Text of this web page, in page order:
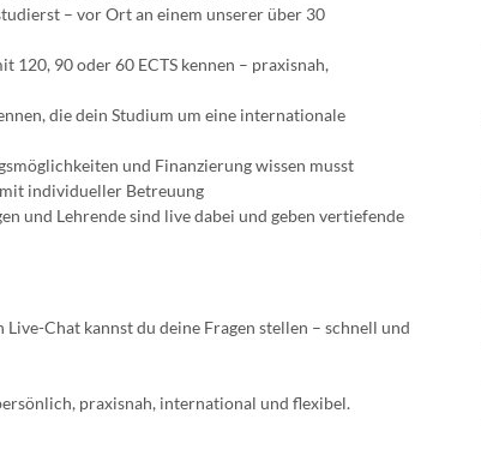
– vor Ort an einem unserer über 30
120, 90 oder 60 ECTS kennen – praxisnah,
die dein Studium um eine internationale
und Finanzierung wissen musst
individueller Betreuung
und Lehrende sind live dabei und geben vertiefende
Chat kannst du deine Fragen stellen – schnell und
praxisnah, international und flexibel.